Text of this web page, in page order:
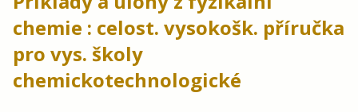
chemie : celost. vysokošk. příručka
pro vys. školy
chemickotechnologické